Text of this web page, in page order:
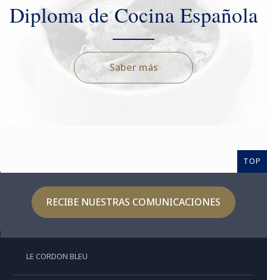
Diploma de Cocina Española
Saber más
TOP
RECIBE NUESTRAS COMUNICACIONES
LE CORDON BLEU